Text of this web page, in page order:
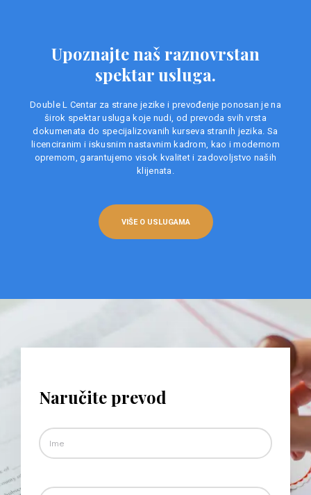
Upoznajte naš raznovrstan
spektar usluga.
Double L Centar za strane jezike i prevođenje ponosan je na
širok spektar usluga koje nudi, od prevoda svih vrsta
dokumenata do specijalizovanih kurseva stranih jezika. Sa
licenciranim i iskusnim nastavnim kadrom, kao i modernom
opremom, garantujemo visok kvalitet i zadovoljstvo naših
klijenata.
VIŠE O USLUGAMA
Naručite prevod